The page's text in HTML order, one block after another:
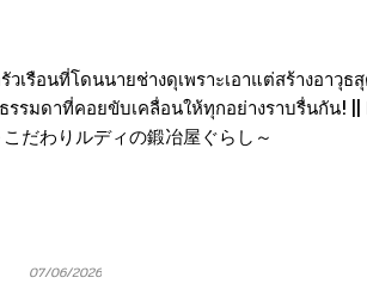
รือนที่โดนนายช่างดุเพราะเอาแต่สร้างอาวุธ
รมดาที่คอยขับเคลื่อนให้ทุกอย่างราบรื่นกัน!
わりルディの鍛冶屋ぐらし～
07/06/2026